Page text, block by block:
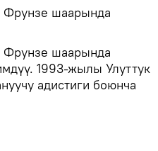
Фрунзе шаарында
Фрунзе шаарында
1993-жылы Улуттук
адистиги боюнча